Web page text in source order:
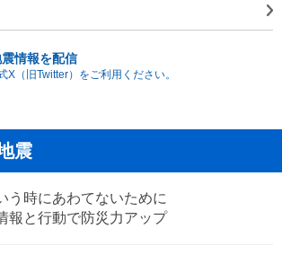
情報を配信
X（旧Twitter）をご利用ください。
震
う時にあわてないために
報と行動で防災力アップ